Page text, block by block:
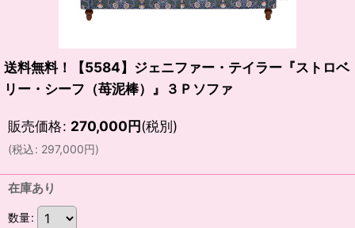
送料無料！【5584】ジェニファー・テイラー『ストロベ
リー・シーフ（苺泥棒）』３Ｐソファ
販売価格: 270,000円(税別)
(税込: 297,000円)
在庫あり
数量: